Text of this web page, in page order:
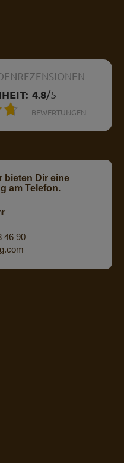
4.8/5
BEWERTUNGEN
bieten Dir eine
am Telefon.
46 90